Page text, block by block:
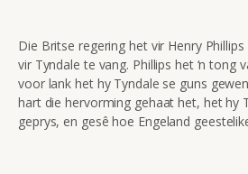
Die Britse regering het vir Henry
vir Tyndale te vang. Phillips het ‘n tong
voor lank het hy Tyndale se guns
hart die hervorming gehaat het, het hy
geprys, en gesê hoe Engeland